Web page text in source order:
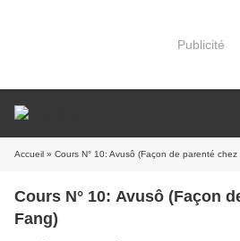
Publicité
Accueil » Cours N° 10: Avusô (Façon de parenté chez
Cours N° 10: Avusô (Façon
Fang)